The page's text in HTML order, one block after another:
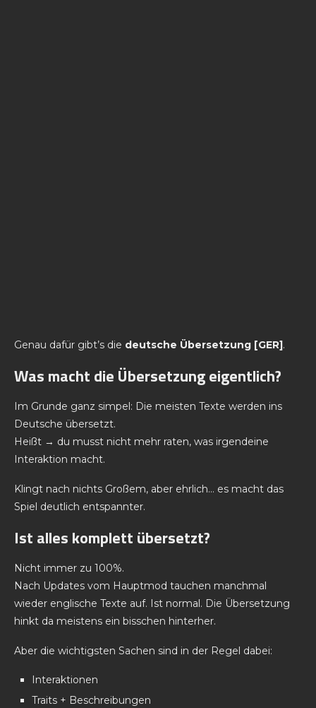
Genau dafür gibt’s die deutsche Übersetzung [GER] .
Was macht die Übersetzung eigentlich?
Im Grunde ganz simpel: Die meisten Texte werden ins
Deutsche übersetzt.
Heißt → du musst nicht mehr raten, was irgendeine
Interaktion macht.
Klingt nach nichts Großem, aber ehrlich… es macht das
Spiel deutlich entspannter.
Ist alles komplett übersetzt?
Nicht immer zu 100%.
Nach Updates vom Hauptmod tauchen manchmal
wieder englische Texte auf. Ist normal. Die Übersetzung
hinkt da meistens ein bisschen hinterher.
Aber die wichtigsten Sachen sind in der Regel dabei:
Interaktionen
Traits + Beschreibungen